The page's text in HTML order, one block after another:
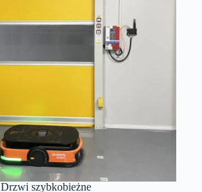
Drzwi szybkobieżne